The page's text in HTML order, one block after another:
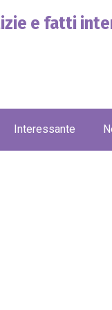
e fatti
Interessante